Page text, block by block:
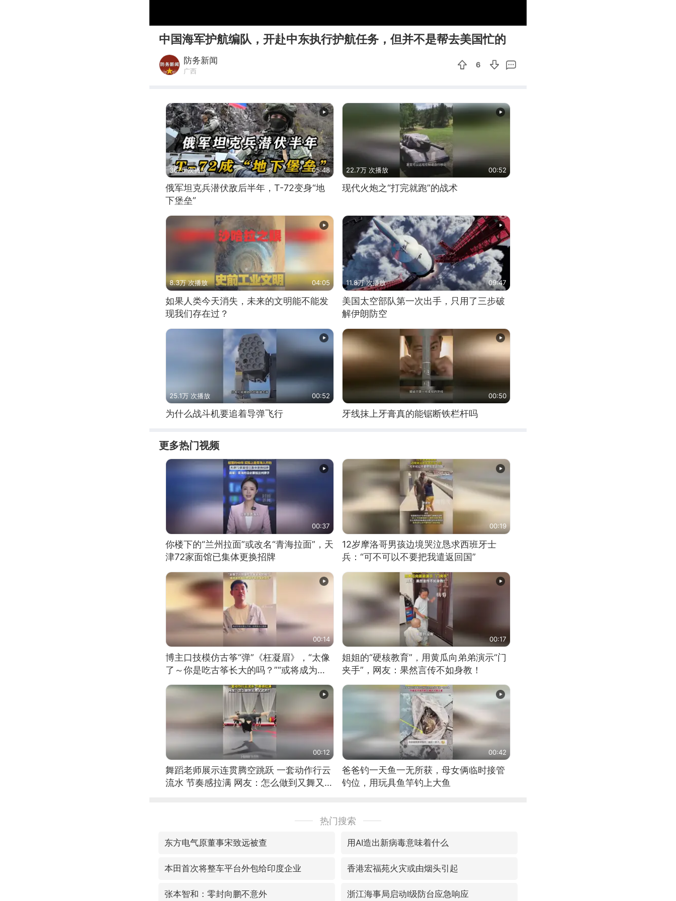
中国海军护航编队，开赴中东执行护航任务，但并不是帮去美国忙的
防务新闻
广西
6
3675 次播放 05:48
俄军坦克兵潜伏敌后半年，T-72变身“地
下堡垒”
22.7万 次播放 00:52
现代火炮之“打完就跑”的战术
8.3万 次播放 04:05
如果人类今天消失，未来的文明能不能发
现我们存在过？
11.8万 次播放 09:47
美国太空部队第一次出手，只用了三步破
解伊朗防空
25.1万 次播放 00:52
为什么战斗机要追着导弹飞行
00:50
牙线抹上牙膏真的能锯断铁栏杆吗
更多热门视频
00:37
你楼下的“兰州拉面”或改名“青海拉面”，天
津72家面馆已集体更换招牌
00:19
12岁摩洛哥男孩边境哭泣恳求西班牙士
兵：“可不可以不要把我遣返回国”
00:14
博主口技模仿古筝“弹”《枉凝眉》，“太像
了～你是吃古筝长大的吗？”“或将成为首
位考级不带古筝的选手。”（来源：新华每
00:17
姐姐的“硬核教育”，用黄瓜向弟弟演示“门
夹手”，网友：果然言传不如身教！
00:12
舞蹈老师展示连贯腾空跳跃 一套动作行云
流水 节奏感拉满 网友：怎么做到又舞又武
00:42
爸爸钓一天鱼一无所获，母女俩临时接管
钓位，用玩具鱼竿钓上大鱼
热门搜索
东方电气原董事宋致远被查 用AI造出新病毒意味着什么
本田首次将整车平台外包给印度企业 香港宏福苑火灾或由烟头引起
张本智和：零封向鹏不意外 浙江海事局启动Ⅰ级防台应急响应